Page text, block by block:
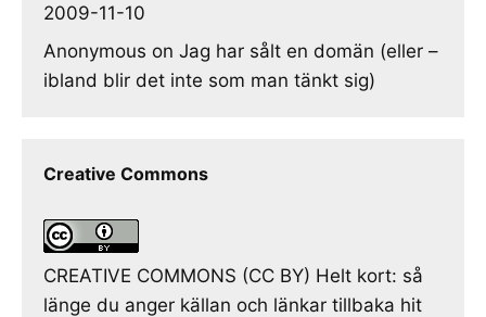
2009-11-10
Anonymous on Jag har sålt en domän (eller –
ibland blir det inte som man tänkt sig)
Creative Commons
CREATIVE COMMONS (CC BY) Helt kort: så
länge du anger källan och länkar tillbaka hit